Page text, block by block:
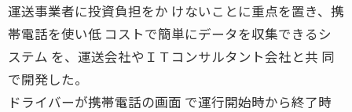
運送事業者に投資負担をか けないことに重点を置き、携
帯電話を使い低 コストで簡単にデータを収集できるシ
ステム を、運送会社やＩＴコンサルタント会社と共 同
で開発した。
ドライバーが携帯電話の画面 で運行開始時から終了時